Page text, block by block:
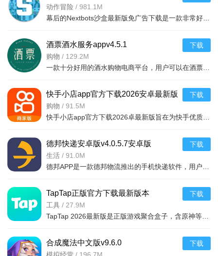
v11.2.2 中文版
动作冒险 / 981.1M
酒票酒水服务appv4.5.1
购物 / 129.2M
下载
快手小店app官方下载2026安卓最新版
v7.2.40.481安卓最新版
购物 / 91.5M
下载
德邦快递安卓版v4.0.5.7安卓版
生活 / 91.0M
下载
TapTap正版官方下载最新版本
2026v2.94.0-mkt#100300手机版
工具 / 27.9M
下载
合成魔法中文版v9.6.0
模拟经营 / 196.7M
下载